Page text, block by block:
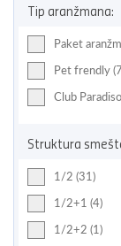
Tip aranžmana:
Paket
Pet frendly
Club
Struktura
1/2 (31)
1/2+1 (4)
1/2+2 (1)